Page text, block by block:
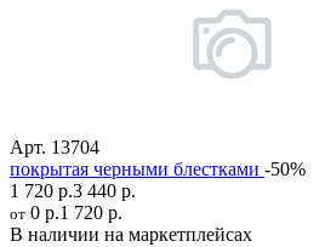
Арт. 13704
покрытая черными блестками -50%
1 720 р.3 440 р.
от 0 р.1 720 р.
В наличии на маркетплейсах